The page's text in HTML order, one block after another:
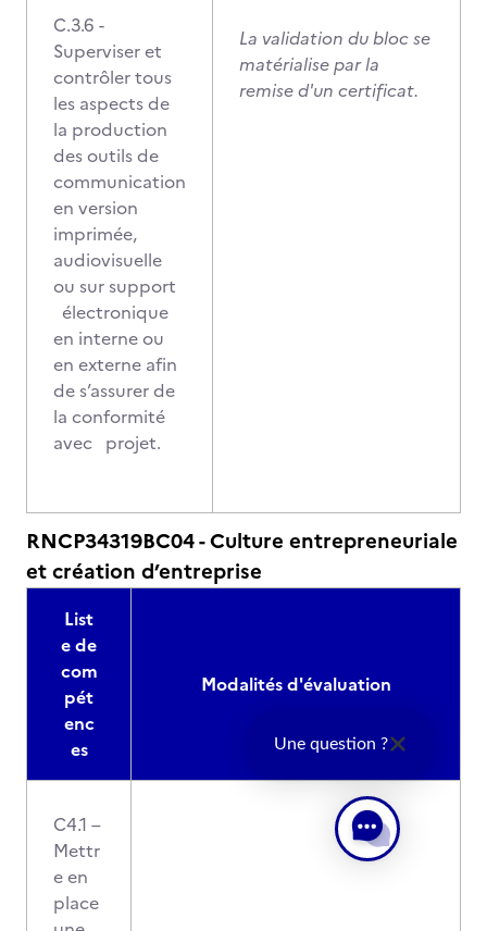
C.3.6 -
Superviser et
contrôler tous
les aspects de
la production
des outils de
communication
en version
imprimée,
audiovisuelle
ou sur support
électronique
en interne ou
en externe afin
de s’assurer de
la conformité
avec projet.
La validation du bloc se
matérialise par la
remise d'un certificat.
RNCP34319BC04 - Culture entrepreneuriale
et création d’entreprise
List
e de
com
pét
enc
es
Modalités d'évaluation
C4.1 –
Mettr
e en
place
Une question ?